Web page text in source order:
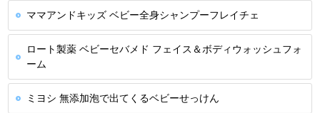
ママアンドキッズ ベビー全身シャンプーフレイチェ
ロート製薬 ベビーセバメド フェイス＆ボディウォッシュフォ
ーム
ミヨシ 無添加泡で出てくるベビーせっけん